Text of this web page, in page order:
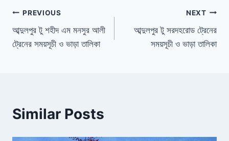
Post
navigation
PREVIOUS
আব্দুলপুর টু শহীদ এম মনসুর আলী
ট্রেনের সময়সূচী ও ভাড়া তালিকা
NEXT
আব্দুলপুর টু সরদহরোড ট্রেনের
সময়সূচী ও ভাড়া তালিকা
Similar Posts